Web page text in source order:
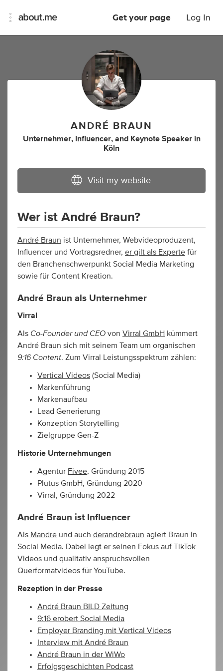
Get your page Log In
ANDRÉ BRAUN
Unternehmer, Influencer, and Keynote Speaker in
Köln
Visit my website
Wer ist André Braun?
André Braun ist Unternehmer, Webvideoproduzent,
Influencer und Vortragsredner, er gilt als Experte für
den Branchenschwerpunkt Social Media Marketing
sowie für Content Kreation.
André Braun als Unternehmer
Virral
Als Co-Founder und CEO von Virral GmbH kümmert
André Braun sich mit seinem Team um organischen
9:16 Content. Zum Virral Leistungsspektrum zählen:
Vertical Videos (Social Media)
Markenführung
Markenaufbau
Lead Generierung
Konzeption Storytelling
Zielgruppe Gen-Z
Historie Unternehmungen
Agentur Fivee, Gründung 2015
Plutus GmbH, Gründung 2020
Virral, Gründung 2022
André Braun ist Influencer
Als Mandre und auch derandrebraun agiert Braun in
Social Media. Dabei legt er seinen Fokus auf TikTok
Videos und qualitativ anspruchsvollen
Querformatvideos für YouTube.
Rezeption in der Presse
André Braun BILD Zeitung
9:16 erobert Social Media
Employer Branding mit Vertical Videos
Interview mit André Braun
André Braun in der WiWo
Erfolgsgeschichten Podcast